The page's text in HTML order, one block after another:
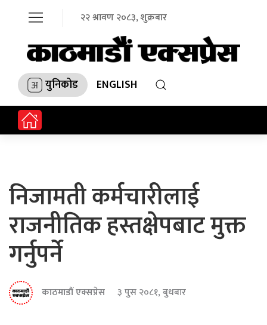
२२ श्रावण २०८३, शुक्रबार
युनिकोड ENGLISH
निजामती कर्मचारीलाई
राजनीतिक हस्तक्षेपबाट मुक्त
गर्नुपर्ने
काठमाडौं एक्सप्रेस ३ पुस २०८१, बुधबार